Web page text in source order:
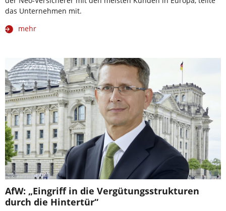
das Unternehmen mit.
mehr
AfW: „Eingriff in die Vergütungsstrukturen
durch die Hintertür“